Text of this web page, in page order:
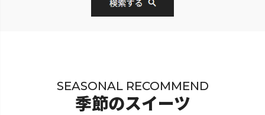
SEASONAL RECOMMEND
季節のスイーツ